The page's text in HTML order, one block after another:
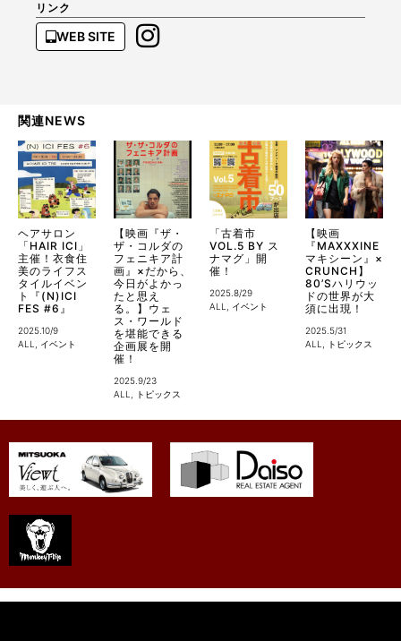
リンク
WEB SITE
関連NEWS
ヘアサロン
「HAIR ICI」
主催！衣食住
美のライフス
タイルイベン
ト『(N)ICI
FES #6』
2025.10/9
ALL
イベント
【映画『ザ・
ザ・コルダの
フェニキア計
画』×だから、
今日がよかっ
たと思え
る。】ウェ
ス・ワールド
を堪能できる
企画展を開
催！
2025.9/23
ALL
トピックス
「古着市
VOL.5 BY ス
ナマグ」開
催！
2025.8/29
ALL
イベント
【映画
『MAXXXINE
マキシーン』×
CRUNCH】
80’Sハリウッ
ドの世界が大
須に出現！
2025.5/31
ALL
トピックス